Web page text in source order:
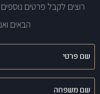
רוצים לקבל פרטים
הבאים
שם
פרטי
שם
משפחה